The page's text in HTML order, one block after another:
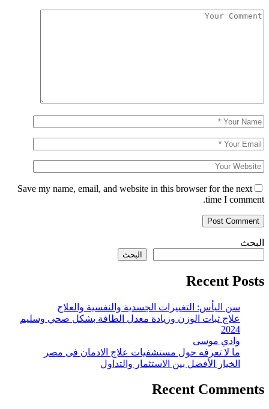
Save my name, email, and website in this browser for the next
time I comment.
البحث
البحث
Recent Posts
سن اليأس: التغييرات الجسدية والنفسية والعلاج
علاج ثبات الوزن وزيادة معدل الطاقة بشكل صحي وسليم
2024
وادي موسى
ما لا تعرفه حول مستشفيات علاج الادمان فى مصر
الخيار الأفضل بين الاستثمار والتداول
Recent Comments